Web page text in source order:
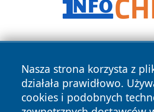
Nasza strona korzysta z
działała prawidłowo.
cookies i podobnych